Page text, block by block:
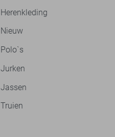
Herenkleding
Nieuw
Polo`s
Jurken
Jassen
Truien